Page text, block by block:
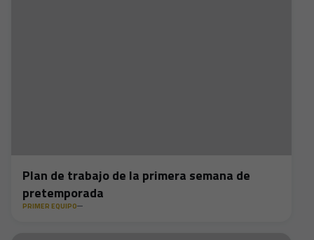
Plan de trabajo de la primera semana de
pretemporada
PRIMER EQUIPO